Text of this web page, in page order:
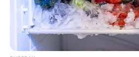
zwischen
Kromlauer Rhododendronpark
der Spurweite von 600 mm mit
betriebene Museumseisenbahn